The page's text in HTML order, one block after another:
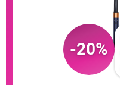
-20%